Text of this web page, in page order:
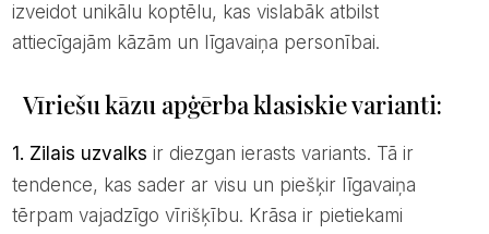
izveidot unikālu koptēlu, kas vislabāk atbilst
attiecīgajām kāzām un līgavaiņa personībai.
Vīriešu kāzu apģērba klasiskie varianti:
1. Zilais uzvalks ir diezgan ierasts variants. Tā ir
tendence, kas sader ar visu un piešķir līgavaiņa
tērpam vajadzīgo vīrišķību. Krāsa ir pietiekami